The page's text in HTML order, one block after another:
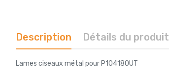
Description Détails du produit
Lames ciseaux métal pour P10418OUT